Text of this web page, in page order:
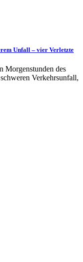
Unfall – vier Verletzte
Morgenstunden des
Verkehrsunfall,